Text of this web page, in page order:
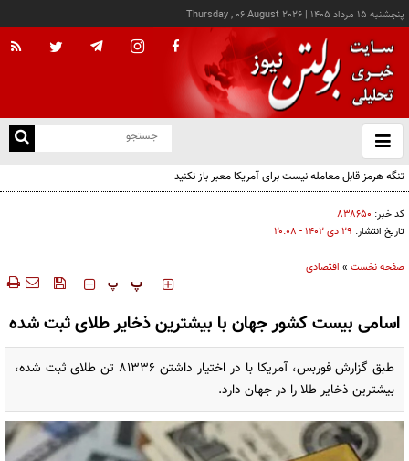
پنجشنبه ۱۵ مرداد ۱۴۰۵ |
Thursday , 06 August 2026
باز
و
تنگه هرمز قابل معامله نیست برای آمریکا معبر باز نکنید
کد خبر: ۸۳۸۶۵۰
تاریخ انتشار: ۲۹ دی ۱۴۰۲ - ۲۰:۰۸
صفحه نخست » اقتصادی
‍‍‍ پ پ
اسامی بیست کشور جهان با بیشترین ذخایر طلای ثبت شده
طبق گزارش فوربس، آمریکا با در اختیار داشتن ۸۱۳۳۶ تن طلای ثبت شده،
بیشترین ذخایر طلا را در جهان دارد.